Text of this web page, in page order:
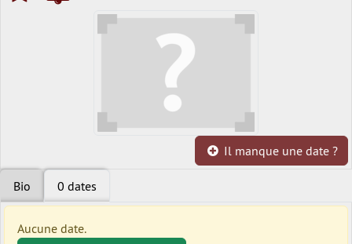
Il manque une date ?
Bio 0 dates
Aucune date.